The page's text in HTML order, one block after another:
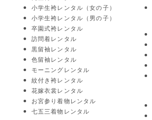
小学生袴レンタル（女の子）
小学生袴レンタル（男の子）
卒園式袴レンタル
訪問着レンタル
黒留袖レンタル
色留袖レンタル
モーニングレンタル
紋付き袴レンタル
花嫁衣裳レンタル
お宮参り着物レンタル
七五三着物レンタル